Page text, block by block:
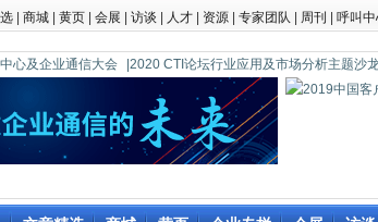
商城 黄页 会展 访谈 人才 资源 专家团队 周刊 呼叫
心及企业通信大会 |2020 CTI论坛行业应用及市场分析主题沙